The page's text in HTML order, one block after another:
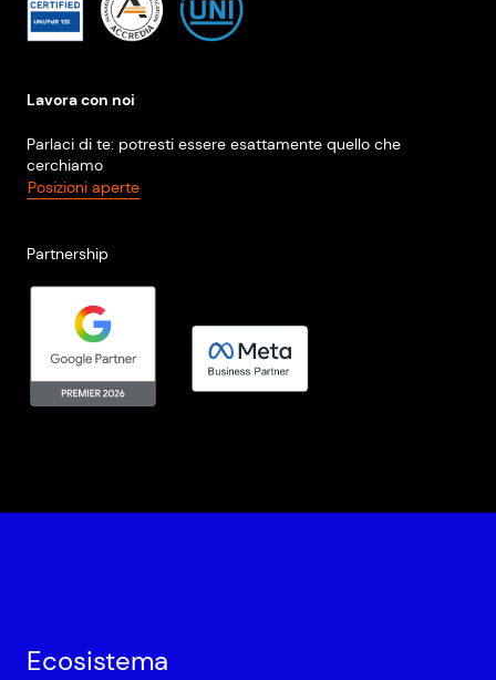
Lavora con noi
Parlaci di te: potresti essere esattamente quello che
cerchiamo
Posizioni aperte
Partnership
Ecosistema